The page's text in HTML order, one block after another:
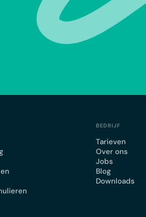
BEDRIJF
Tarieven
Over ons
Jobs
Blog
Downloads